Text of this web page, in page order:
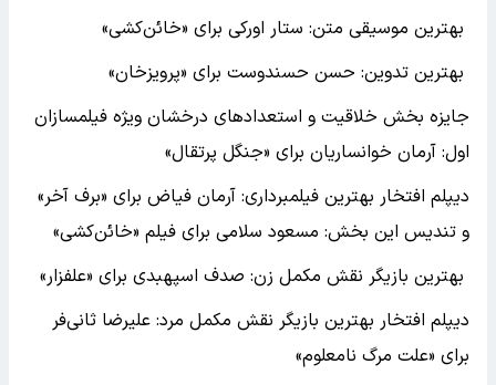
بهترین موسیقی متن: ستار اورکی برای «خائن‌کشی»
بهترین تدوین: حسن حسندوست برای «پرویزخان»
جایزه بخش خلاقیت و استعدادهای درخشان ویژه فیلمسازان
اول: آرمان خوانساریان برای «جنگل پرتقال»
دیپلم افتخار بهترین فیلمبرداری: آرمان فیاض برای «برف آخر»
و تندیس این بخش: مسعود سلامی برای فیلم «خائن‌کشی»
بهترین بازیگر نقش مکمل زن: صدف اسپهبدی برای «علفزار»
دیپلم افتخار بهترین بازیگر نقش مکمل مرد: علیرضا ثانی‌فر
برای «علت مرگ نامعلوم»